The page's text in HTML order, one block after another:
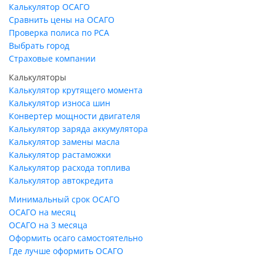
Калькулятор ОСАГО
Сравнить цены на ОСАГО
Проверка полиса по РСА
Выбрать город
Страховые компании
Калькуляторы
Калькулятор крутящего момента
Калькулятор износа шин
Конвертер мощности двигателя
Калькулятор заряда аккумулятора
Калькулятор замены масла
Калькулятор растаможки
Калькулятор расхода топлива
Калькулятор автокредита
Минимальный срок ОСАГО
ОСАГО на месяц
ОСАГО на 3 месяца
Оформить осаго самостоятельно
Где лучше оформить ОСАГО